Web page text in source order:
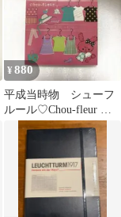
¥880
平成当時物 シューフ
ルール♡Chou-fleur メ
モ帳 レトロ サンエッ
クス